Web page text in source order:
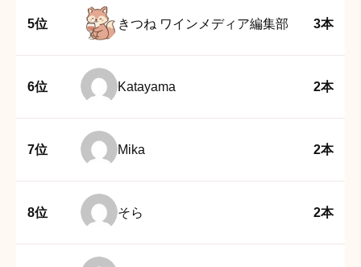
5位 きつね ワインメディア編集部 3本
6位 Katayama 2本
7位 Mika 2本
8位 そら 2本